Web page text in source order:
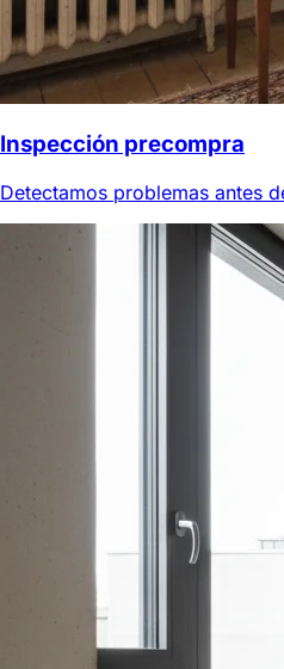
Inspección precompra
Detectamos problemas antes